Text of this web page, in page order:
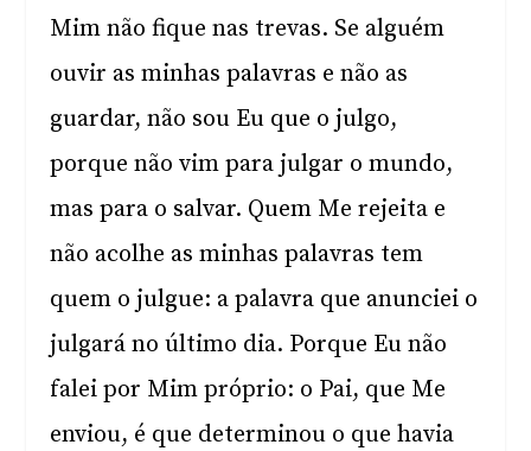
Mim não fique nas trevas. Se alguém
ouvir as minhas palavras e não as
guardar, não sou Eu que o julgo,
porque não vim para julgar o mundo,
mas para o salvar. Quem Me rejeita e
não acolhe as minhas palavras tem
quem o julgue: a palavra que anunciei o
julgará no último dia. Porque Eu não
falei por Mim próprio: o Pai, que Me
enviou, é que determinou o que havia